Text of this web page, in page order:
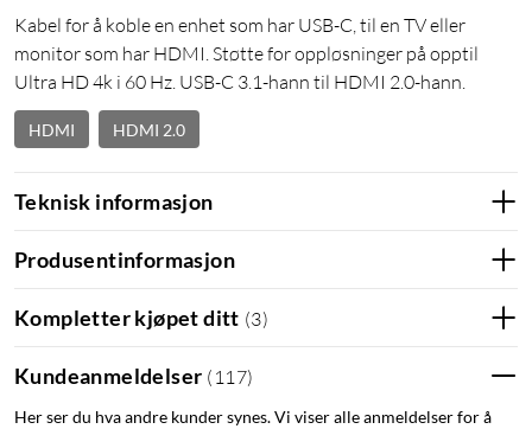
Kabel for å koble en enhet som har USB-C, til en TV eller
monitor som har HDMI. Støtte for oppløsninger på opptil
Ultra HD 4k i 60 Hz. USB-C 3.1-hann til HDMI 2.0-hann.
HDMI HDMI 2.0
Teknisk informasjon
Produsentinformasjon
Kompletter kjøpet ditt (3)
Kundeanmeldelser ( 117)
Her ser du hva andre kunder synes. Vi viser alle anmeldelser for å